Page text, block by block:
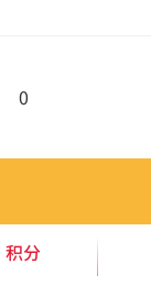
0
积分